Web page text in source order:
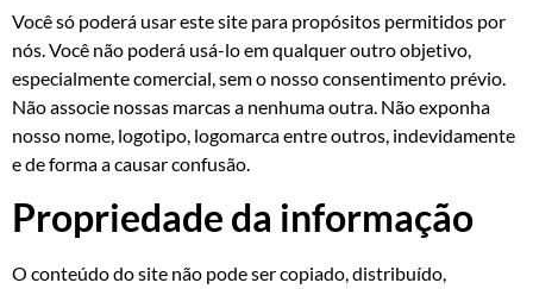
Você só poderá usar este site para propósitos permitidos por
nós. Você não poderá usá-lo em qualquer outro objetivo,
especialmente comercial, sem o nosso consentimento prévio.
Não associe nossas marcas a nenhuma outra. Não exponha
nosso nome, logotipo, logomarca entre outros, indevidamente
e de forma a causar confusão.
Propriedade da informação
O conteúdo do site não pode ser copiado, distribuído,